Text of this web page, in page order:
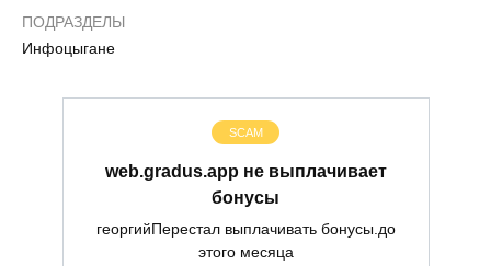
ПОДРАЗДЕЛЫ
Инфоцыгане
SCAM
web.gradus.app не выплачивает
бонусы
георгийПерестал выплачивать бонусы.до
этого месяца